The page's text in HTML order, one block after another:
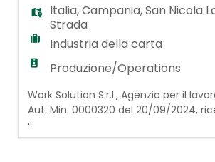
stampi, garantendo la creazione di
Italia,Campania,San Nicola
Strada
Industria della carta
Produzione/Operations
Work Solution S.r.l., Agenzia per il
Aut. Min. 0000320 del 20/09/2024,
per azienda cliente operante nel
carta e industria, le figure di: Operai
...